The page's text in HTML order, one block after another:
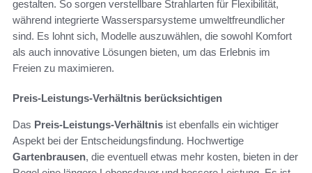
gestalten. So sorgen verstellbare Strahlarten für Flexibilität,
während integrierte Wassersparsysteme umweltfreundlicher
sind. Es lohnt sich, Modelle auszuwählen, die sowohl Komfort
als auch innovative Lösungen bieten, um das Erlebnis im
Freien zu maximieren.
Preis-Leistungs-Verhältnis berücksichtigen
Das Preis-Leistungs-Verhältnis ist ebenfalls ein wichtiger
Aspekt bei der Entscheidungsfindung. Hochwertige
Gartenbrausen, die eventuell etwas mehr kosten, bieten in der